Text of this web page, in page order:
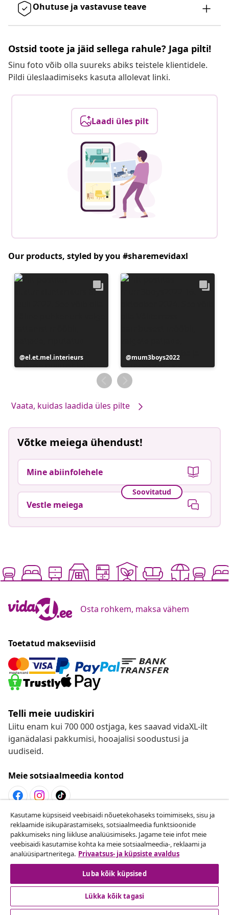
Ohutuse ja vastavuse teave
Ostsid toote ja jäid sellega rahule? Jaga pilti!
Sinu foto võib olla suureks abiks teistele klientidele.
Pildi üleslaadimiseks kasuta allolevat linki.
Laadi üles pilt
Our products, styled by you #sharemevidaxl
Postitus
avaldatud
el.et.mel.interieurs
Postitus
avaldatud
mum3boys2022
Vaata, kuidas laadida üles pilte
Võtke meiega ühendust!
Mine abiinfolehele
Soovitatud
Vestle meiega
Osta rohkem, maksa vähem
Toetatud makseviisid
Telli meie uudiskiri
Liitu enam kui 700 000 ostjaga, kes saavad vidaXL-ilt
iganädalasi pakkumisi, hooajalisi soodustusi ja
uudiseid.
Meie sotsiaalmeedia kontod
Lepingust taganemine
Esita oma tellimuse kohta tagastamissoov.
Lepingust taganemine
Klienditeenindus
Kasutame küpsiseid veebisaidi nõuetekohaseks toimimiseks, sisu ja
reklaamide isikupärastamiseks, sotsiaalmeedia funktsioonide
pakkumiseks ning liikluse analüüsimiseks. Jagame teie infot meie
veebisaidi kasutamise kohta ka meie sotsiaalmeedia-, reklaami ja
analüüsipartneritega. Privaatsus- ja küpsiste avaldus
Luba kõik küpsised
Lükka kõik tagasi